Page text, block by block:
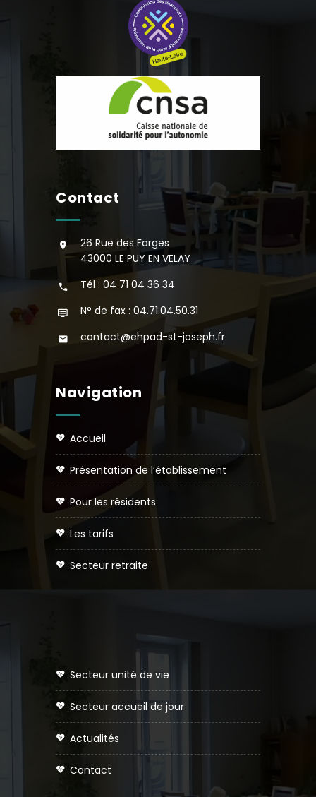
Contact
26 Rue des Farges
43000 LE PUY EN VELAY
Tél : 04 71 04 36 34
N° de fax : 04.71.04.50.31
contact@ehpad-st-joseph.fr
Navigation
accueil
présentation de l’établissement
pour les résidents
les tarifs
secteur retraite
secteur unité de vie
secteur accueil de jour
actualités
contact